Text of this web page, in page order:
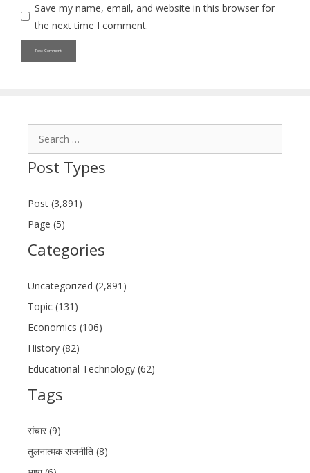
Save my name, email, and website in this browser for
the next time I comment.
Post Types
Post (3,891)
Page (5)
Categories
Uncategorized (2,891)
Topic (131)
Economics (106)
History (82)
Educational Technology (62)
Tags
संचार (9)
तुलनात्मक राजनीति (8)